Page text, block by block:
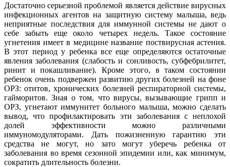
Достаточно серьезной проблемой является действие вирусных
инфекционных агентов на защитную систему малыша, ведь
неприятные последствия для иммунной системы не дают о
себе забыть еще около четырех недель. Такое состояние
угнетения имеет в медицине название поствирусная астения.
В этот период у ребенка все еще определяются остаточные
явления заболевания (слабость и сонливость, субфебрилитет,
ринит и покашливание). Кроме этого, в таком состоянии
ребенок очень подвержен развитию других болезней на фоне
ОРЗ: отитов, хронических болезней респираторной системы,
гайморитов. Зная о том, что вирусы, вызывающие грипп и
ОРЗ, угнетают иммунитет больного малыша, можно сделать
вывод, что профилактировать эти заболевания с неплохой
долей эффективности можно различными
иммуномодуляторами. Дать пожизненную гарантию эти
средства не могут, но зато могут уберечь ребенка от
заболевания во время сезонной эпидемии или, как минимум,
сократить длительность болезни.